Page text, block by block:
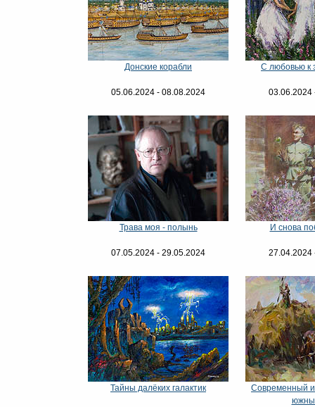
Донские корабли
05.06.2024 - 08.08.2024
С любовью к
03.06.2024
Трава моя - полынь
07.05.2024 - 29.05.2024
И снова
27.04.2024
Тайны далёких галактик
Современный